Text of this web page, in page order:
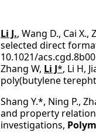
Li J., Wang D., Cai X.,
selected direct
10.1021/
Zhang W, Li J*, Li H,
poly(butylene
Shang Y.*, Ning P.,
and property
investigations,